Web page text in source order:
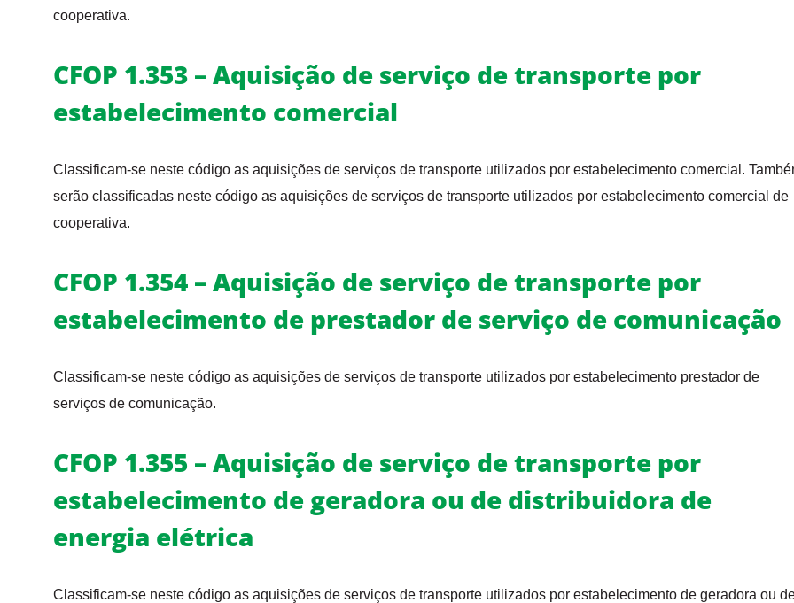
cooperativa.
CFOP 1.353 – Aquisição de serviço de transporte por
estabelecimento comercial
Classificam-se neste código as aquisições de serviços de transporte utilizados por estabelecimento comercial.
serão classificadas neste código as aquisições de serviços de transporte utilizados por estabelecimento comercial de
cooperativa.
CFOP 1.354 – Aquisição de serviço de transporte por
estabelecimento de prestador de serviço de comunicação
Classificam-se neste código as aquisições de serviços de transporte utilizados por estabelecimento prestador de
serviços de comunicação.
CFOP 1.355 – Aquisição de serviço de transporte por
estabelecimento de geradora ou de distribuidora de
energia elétrica
Classificam-se neste código as aquisições de serviços de transporte utilizados por estabelecimento de geradora ou